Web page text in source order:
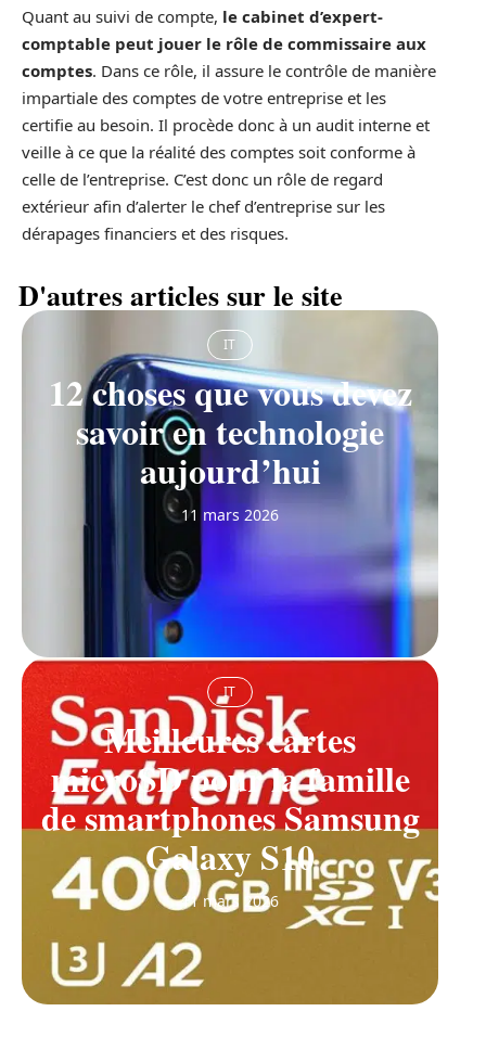
Quant au suivi de compte, le cabinet d’expert-
comptable peut jouer le rôle de commissaire aux
comptes. Dans ce rôle, il assure le contrôle de manière
impartiale des comptes de votre entreprise et les
certifie au besoin. Il procède donc à un audit interne et
veille à ce que la réalité des comptes soit conforme à
celle de l’entreprise. C’est donc un rôle de regard
extérieur afin d’alerter le chef d’entreprise sur les
dérapages financiers et des risques.
D'autres articles sur le site
IT
12 choses que vous devez
savoir en technologie
aujourd’hui
11 mars 2026
IT
Meilleures cartes
microSD pour la famille
de smartphones Samsung
Galaxy S10
11 mars 2026